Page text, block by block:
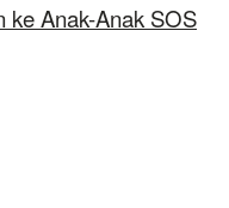
ke Anak-Anak SOS